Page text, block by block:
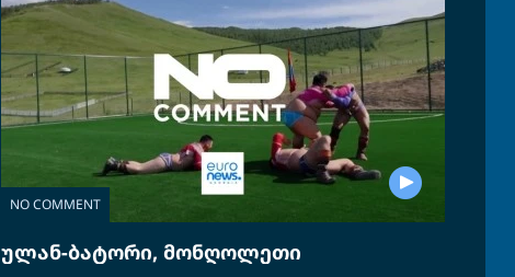
NO COMMENT
ულან-ბატორი, მონღოლეთი